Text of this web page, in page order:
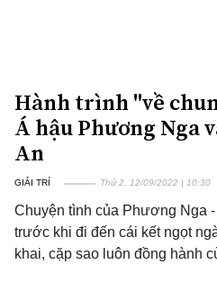
Hành trình "về
Á hậu Phương Nga
An
GIẢI TRÍ Thứ 2, 12/09/2022 | 10:30
Chuyện tình của Phương Nga
trước khi đi đến cái kết ngọt
khai, cặp sao luôn đồng hành